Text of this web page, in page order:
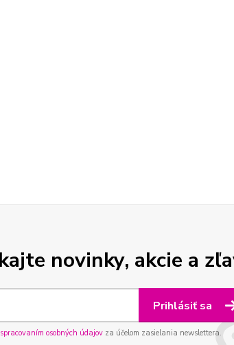
novinky, akcie a
Prihlásiť sa
spracovaním osobných údajovza účelom zasielania newslettera.